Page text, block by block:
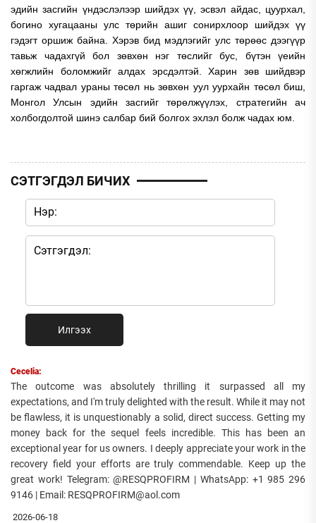
эдийн засгийн үндэслэлээр шийдэх үү, эсвэл айдас, цуурхал,
богино хугацааны улс төрийн ашиг сонирхлоор шийдэх үү
гэдэгт оршиж байна. Хэрэв бид мэдлэгийг улс төрөөс дээгүүр
тавьж чадахгүй бол зөвхөн нэг төслийг бус, бүтэн үеийн
хөгжлийн боломжийг алдах эрсдэлтэй. Харин зөв шийдвэр
гаргаж чадвал ураны төсөл нь зөвхөн уул уурхайн төсөл биш,
Монгол Улсын эдийн засгийг төрөлжүүлэх, стратегийн ач
холбогдолтой шинэ салбар бий болгох эхлэл болж чадах юм.
СЭТГЭГДЭЛ БИЧИХ
Илгээх
Cecelia:
The outcome was absolutely thrilling it surpassed all my
expectations, and I'm truly delighted with the result. While it may not
be flawless, it is unquestionably a solid, direct success. Getting my
money back for the sequel feels incredible. This has been an
exceptional year for us owners. I deeply appreciate your work in the
recovery field your efforts are truly commendable. Keep up the
great work! Telegram: @RESQPROFIRM | WhatsApp: +1 985 296
9146 | Email: RESQPROFIRM@aol.com
2026-06-18